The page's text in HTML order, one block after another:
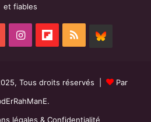
et fiables
InstagramFlipboard
RSS
Tous droits réservés |
Par
légales & Confidentialité